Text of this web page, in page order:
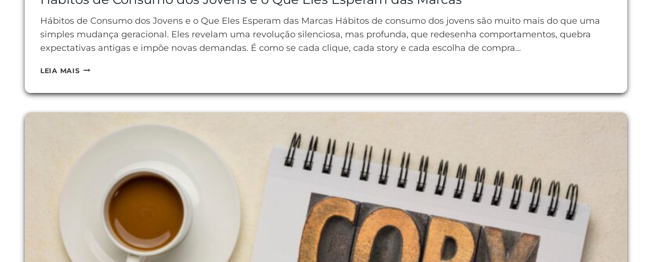
Hábitos de Consumo dos Jovens e o Que Eles Esperam das Marcas Hábitos de consumo dos jovens são muito mais do que uma
simples mudança geracional. Eles revelam uma revolução silenciosa, mas profunda, que redesenha comportamentos, quebra
expectativas antigas e impõe novas demandas. É como se cada clique, cada story e cada escolha de compra…
LEIA MAISHÁBITOS
CONSUMO
DOS
ESPERAM
MARCAS